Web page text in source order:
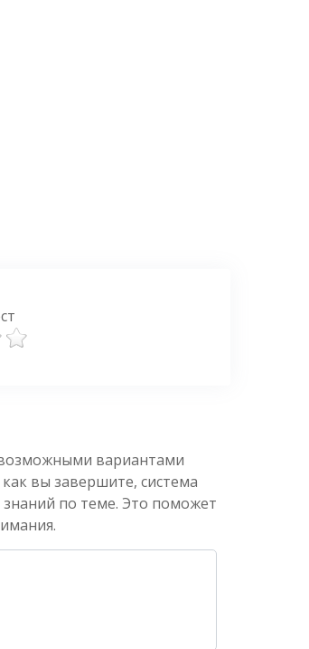
вариантами
вы завершите, система
по теме. Это поможет